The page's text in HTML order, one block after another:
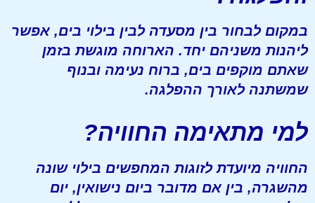
במקום לבחור בין מסעדה לבין בילוי בים, אפשר
ליהנות משניהם יחד. הארוחה מוגשת בזמן
שאתם מוקפים בים, ברוח נעימה ובנוף
שמשתנה לאורך ההפלגה.
למי מתאימה החוויה?
החוויה מיועדת לזוגות המחפשים בילוי שונה
מהשגרה, בין אם מדובר ביום נישואין, יום